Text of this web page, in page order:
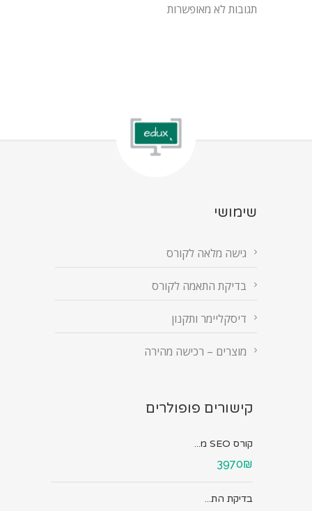
תגובות לא מאופשרות
שימושי
גישה מלאה לקורס
בדיקת התאמה לקורס
דיסקליימר ותקנון
מוצרים – רכישה מהירה
קישורים פופולרים
קורס SEO מ...
3970₪
בדיקת הת...